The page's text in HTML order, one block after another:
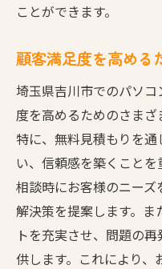
ことができます。
顧客満足度を高める
埼玉県吉川市でのパソ
度を高めるためのさまざ
特に、無料見積もりを
い、信頼感を築くこと
相談時にお客様のニー
解決策を提案します。
トを充実させ、問題の
供します。これにより